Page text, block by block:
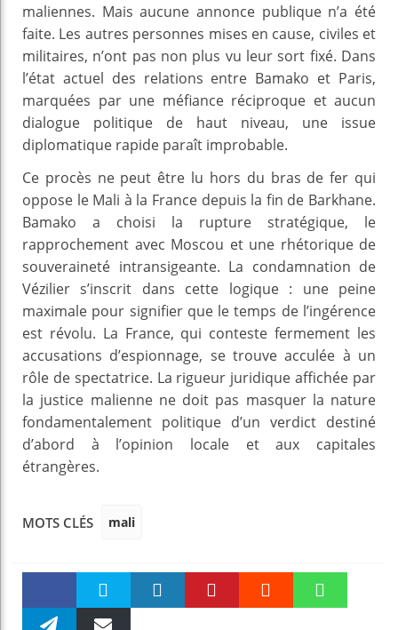
maliennes. Mais aucune annonce publique n’a été
faite. Les autres personnes mises en cause, civiles et
militaires, n’ont pas non plus vu leur sort fixé. Dans
l’état actuel des relations entre Bamako et Paris,
marquées par une méfiance réciproque et aucun
dialogue politique de haut niveau, une issue
diplomatique rapide paraît improbable.
Ce procès ne peut être lu hors du bras de fer qui
oppose le Mali à la France depuis la fin de Barkhane.
Bamako a choisi la rupture stratégique, le
rapprochement avec Moscou et une rhétorique de
souveraineté intransigeante. La condamnation de
Vézilier s’inscrit dans cette logique : une peine
maximale pour signifier que le temps de l’ingérence
est révolu. La France, qui conteste fermement les
accusations d’espionnage, se trouve acculée à un
rôle de spectatrice. La rigueur juridique affichée par
la justice malienne ne doit pas masquer la nature
fondamentalement politique d’un verdict destiné
d’abord à l’opinion locale et aux capitales
étrangères.
MOTS CLÉS mali
Faceboo